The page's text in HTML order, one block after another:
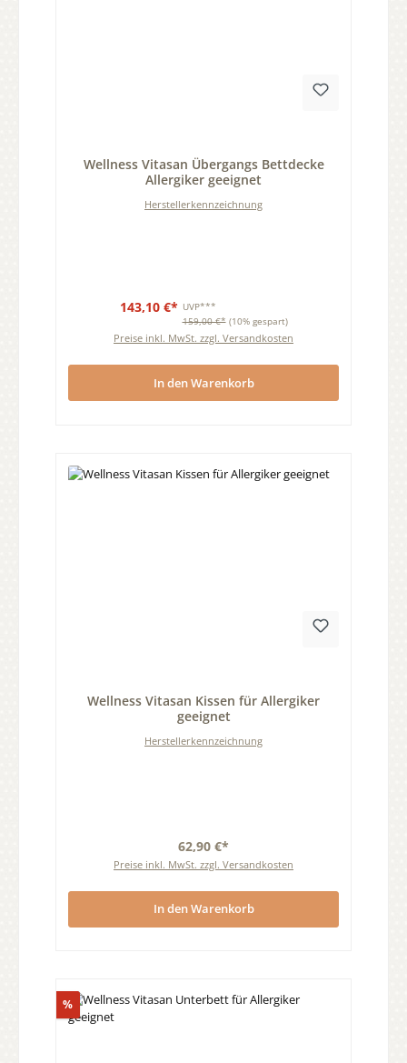
Wellness Vitasan Übergangs Bettdecke
Allergiker geeignet
Herstellerkennzeichnung
143,10 €* UVP***
159,00 €* (10% gespart)
Preise inkl. MwSt. zzgl. Versandkosten
In den Warenkorb
Wellness Vitasan Kissen für Allergiker
geeignet
Herstellerkennzeichnung
62,90 €*
Preise inkl. MwSt. zzgl. Versandkosten
In den Warenkorb
%Rabatt